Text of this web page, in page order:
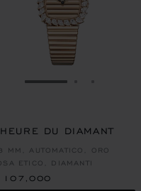
3VAI ALLA SLIDE 1
DU DIAMANT
MM, AUTOMATICO, ORO
ETICO, DIAMANTI
107,000